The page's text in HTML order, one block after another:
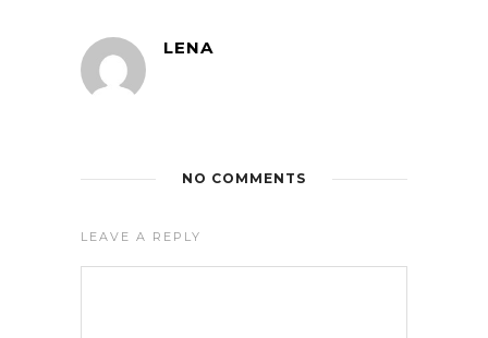
LENA
NO COMMENTS
LEAVE A REPLY